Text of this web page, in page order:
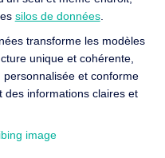
silos de données.
transforme les modèles
unique et cohérente,
et conforme
des informations claires et